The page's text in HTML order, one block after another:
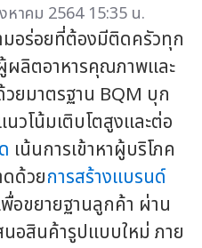
หาคม 2564 15:35 น.
อร่อยที่ต้องมีติดครัวทุก
ผลิตอาหารคุณภาพและ
วยมาตรฐาน BQM บุก
วโน้มเติบโตสูงและต่อ
เน้นการเข้าหาผู้บริโภค
ดด้วยการสร้างแบรนด์
อขยายฐานลูกค้า ผ่าน
นอสินค้ารูปแบบใหม่ ภาย